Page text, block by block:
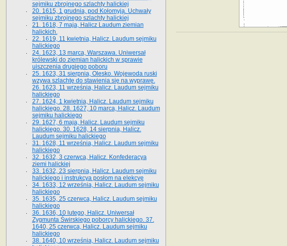
sejmiku zbrojnego szlachty halickiej
20. 1615, 1 grudnia, pod Kołomyją. Uchwały
sejmiku zbrojnego szlachty halickiej
21. 1618, 7 maja, Halicz Laudum ziemian
halickich.
22. 1619, 11 kwietnia, Halicz. Laudum sejmiku
halickiego
24. 1623, 13 marca, Warszawa. Uniwersał
królewski do ziemian halickich w sprawie
uiszczenia drugiego poboru
25. 1623, 31 sierpnia, Olesko. Wojewoda ruski
wzywa szlachtę do stawienia się na wyprawę.
26. 1623, 11 września, Halicz. Laudum sejmiku
halickiego
27. 1624, 1 kwietnia, Halicz. Laudum sejmiku
halickiego. 28. 1627, 10 marca, Halicz. Laudum
sejmiku halickiego
29. 1627, 6 maja, Halicz. Laudum sejmiku
halickiego. 30. 1628, 14 sierpnia, Halicz.
Laudum sejmiku halickiego
31. 1628, 11 września, Halicz. Laudum sejmiku
halickiego
32. 1632, 3 czerwca, Halicz. Konfederacya
ziemi halickiej
33. 1632, 23 sierpnia, Halicz. Laudum sejmiku
halickiego i instrukcya posłom na elekcyę
34. 1633, 12 września, Halicz. Laudum sejmiku
halickiego
35. 1635, 25 czerwca, Halicz. Laudum sejmiku
halickiego
36. 1636, 10 lutego, Halicz. Uniwersał
Zygmunta Świrskiego poborcy halickiego. 37.
1640, 25 czerwca, Halicz. Laudum sejmiku
halickiego
38. 1640, 10 września, Halicz. Laudum sejmiku